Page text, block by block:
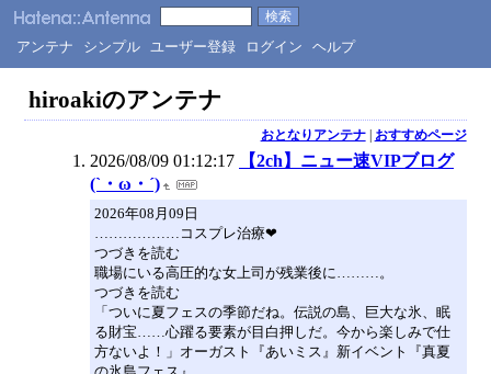
アンテナ シンプル ユーザー登録 ログイン ヘルプ
hiroakiのアンテナ
おとなりアンテナ| おすすめページ
2026/08/09 01:12:17
【2ch】ニュー速VIPブログ
(`・ω・´)
2026年08月09日
………………コスプレ治療❤
つづきを読む
職場にいる高圧的な女上司が残業後に………。
つづきを読む
「ついに夏フェスの季節だね。伝説の島、巨大な氷、眠
る財宝……心躍る要素が目白押しだ。今から楽しみで仕
方ないよ！」オーガスト『あいミス』新イベント『真夏